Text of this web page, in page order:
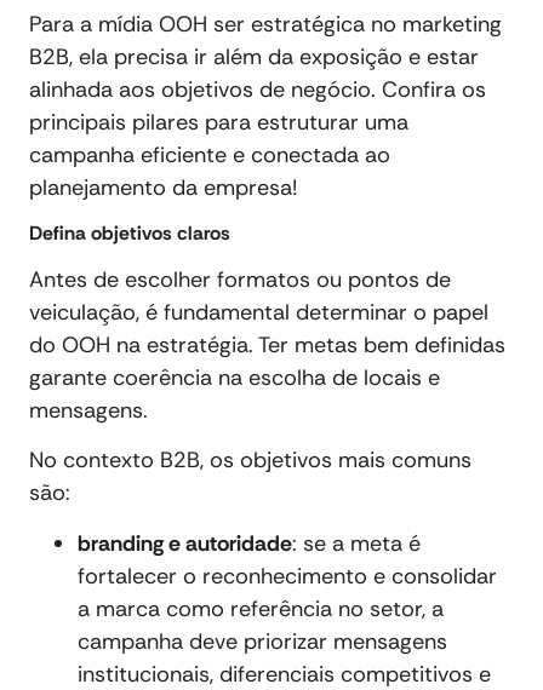
Para a mídia OOH ser estratégica no marketing
B2B, ela precisa ir além da exposição e estar
alinhada aos objetivos de negócio. Confira os
principais pilares para estruturar uma
campanha eficiente e conectada ao
planejamento da empresa!
Defina objetivos claros
Antes de escolher formatos ou pontos de
veiculação, é fundamental determinar o papel
do OOH na estratégia. Ter metas bem definidas
garante coerência na escolha de locais e
mensagens.
No contexto B2B, os objetivos mais comuns
são:
branding e autoridade: se a meta é
fortalecer o reconhecimento e consolidar
a marca como referência no setor, a
campanha deve priorizar mensagens
institucionais, diferenciais competitivos e